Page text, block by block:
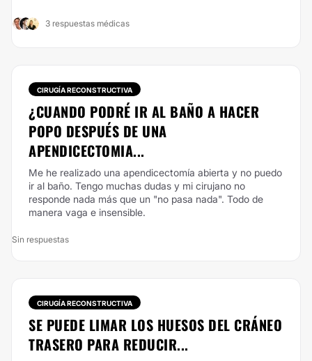
3 respuestas médicas
CIRUGÍA RECONSTRUCTIVA
¿CUANDO PODRÉ IR AL BAÑO A HACER
POPO DESPUÉS DE UNA
APENDICECTOMIA...
Me he realizado una apendicectomía abierta y no puedo
ir al baño. Tengo muchas dudas y mi cirujano no
responde nada más que un "no pasa nada". Todo de
manera vaga e insensible.
Sin respuestas
CIRUGÍA RECONSTRUCTIVA
SE PUEDE LIMAR LOS HUESOS DEL CRÁNEO
TRASERO PARA REDUCIR...